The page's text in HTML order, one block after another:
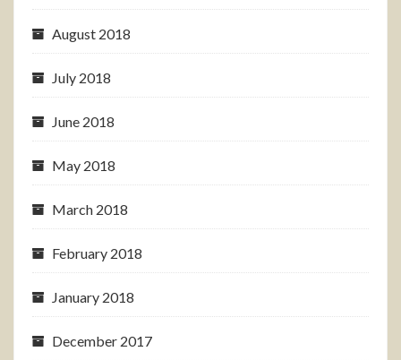
August 2018
July 2018
June 2018
May 2018
March 2018
February 2018
January 2018
December 2017